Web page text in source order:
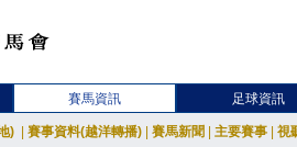
賽馬資訊 足球資訊
) 賽事資料(越洋轉播) 賽馬新聞 主要賽事 視